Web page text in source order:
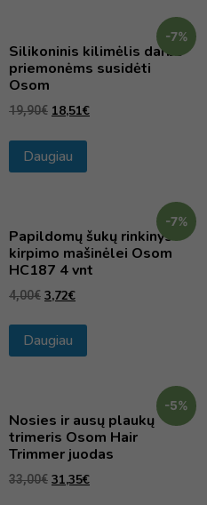
-7%
Silikoninis kilimėlis darbo
priemonėms susidėti
Osom
19,90€ 18,51€
Daugiau
-7%
Papildomų šukų rinkinys
kirpimo mašinėlei Osom
HC187 4 vnt
4,00€ 3,72€
Daugiau
-5%
Nosies ir ausų plaukų
trimeris Osom Hair
Trimmer juodas
33,00€ 31,35€